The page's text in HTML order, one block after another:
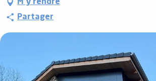
M'y rendre
Partager